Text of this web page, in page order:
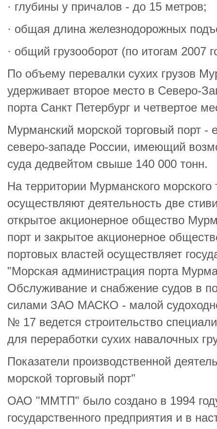
· глубины у причалов - до 15 метров;
· общая длина железнодорожных
· общий грузооборот (по итогам 2007
По объему перевалки сухих грузов
удерживает второе место в Северо-
порта Санкт Петербург и четвертое
Мурманский морской торговый порт -
северо-западе России, имеющий
суда дедвейтом свыше 140 000 тонн.
На территории Мурманского морского
осуществляют деятельность две
открытое акционерное общество
порт и закрытое акционерное
портовых властей осуществляет
"Морская администрация порта
Обслуживание и снабжение судов в
силами ЗАО МАСКО - малой
№ 17 ведется строительство
для переработки сухих навалочных
Показатели производственной
морской торговый порт"
ОАО "ММТП" было создано в 1994
государственного предприятия и в